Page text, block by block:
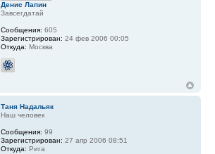
Денис Лапин
Завсегдатай
Сообщения: 605
Зарегистрирован: 24 фев 2006 00:05
Откуда: Москва
Таня Надальяк
Наш человек
Сообщения: 99
Зарегистрирован: 27 апр 2006 08:51
Откуда: Рига